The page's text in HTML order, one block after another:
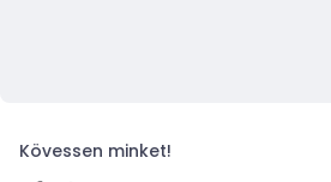
Kövessen minket!